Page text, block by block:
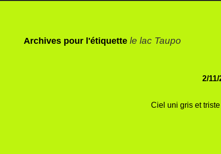
Archives pour l'étiquette le lac Taupo
2/
Ciel uni gris et